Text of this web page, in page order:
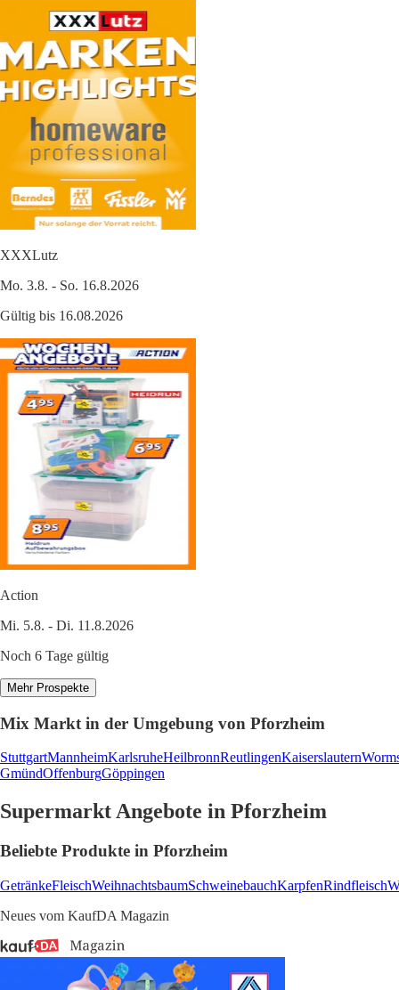
XXXLutz
Mo. 3.8. - So. 16.8.2026
Gültig bis 16.08.2026
Action
Mi. 5.8. - Di. 11.8.2026
Noch 6 Tage gültig
Mehr Prospekte
Mix Markt in der Umgebung von Pforzheim
StuttgartMannheimKarlsruheHeilbronnReutlingenKaiserslautern
GmündOffenburgGöppingen
Supermarkt Angebote in Pforzheim
Beliebte Produkte in Pforzheim
GetränkeFleischWeihnachtsbaumSchweinebauchKarpfenRindfleisch
Neues vom KaufDA Magazin